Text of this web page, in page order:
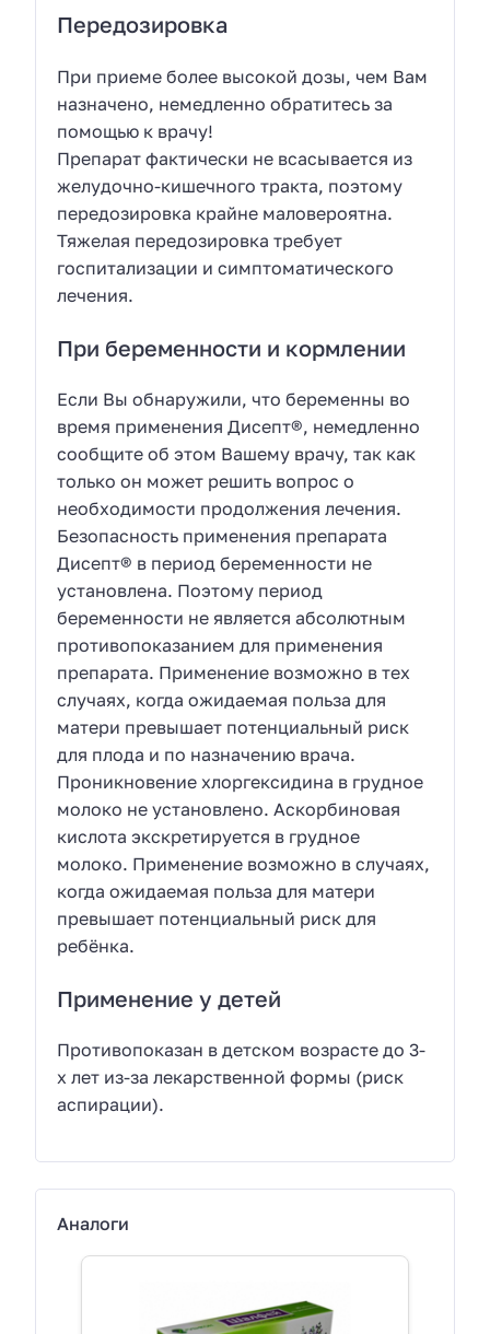
Передозировка
При приеме более высокой дозы, чем Вам
назначено, немедленно обратитесь за
помощью к врачу!
Препарат фактически не всасывается из
желудочно-кишечного тракта, поэтому
передозировка крайне маловероятна.
Тяжелая передозировка требует
госпитализации и симптоматического
лечения.
При беременности и кормлении
Если Вы обнаружили, что беременны во
время применения Дисепт®, немедленно
сообщите об этом Вашему врачу, так как
только он может решить вопрос о
необходимости продолжения лечения.
Безопасность применения препарата
Дисепт® в период беременности не
установлена. Поэтому период
беременности не является абсолютным
противопоказанием для применения
препарата. Применение возможно в тех
случаях, когда ожидаемая польза для
матери превышает потенциальный риск
для плода и по назначению врача.
Проникновение хлоргексидина в грудное
молоко не установлено. Аскорбиновая
кислота экскретируется в грудное
молоко. Применение возможно в случаях,
когда ожидаемая польза для матери
превышает потенциальный риск для
ребёнка.
Применение у детей
Противопоказан в детском возрасте до 3-
х лет из-за лекарственной формы (риск
аспирации).
Аналоги